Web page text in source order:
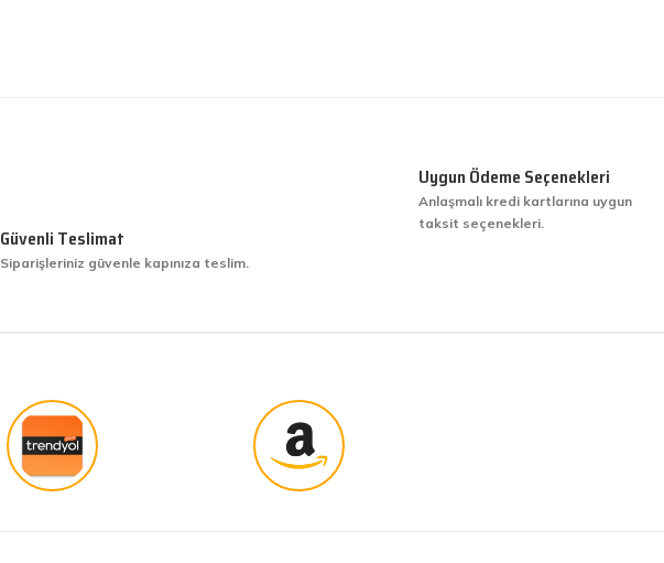
Güvenli Teslimat
Siparişleriniz güvenle kapınıza teslim.
Uygun Ödeme Seçenekleri
Anlaşmalı kredi kartlarına uygun
taksit seçenekleri.